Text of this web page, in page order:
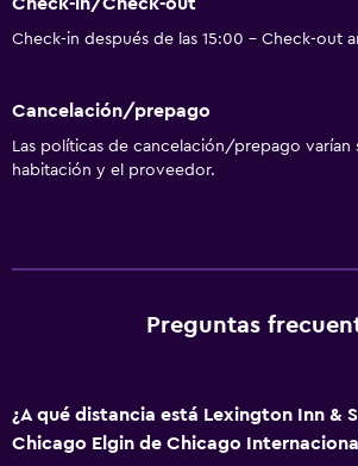
Check-in/Check-out
Check-in después de las 15:00 - Check-out
Cancelación/prepago
Las políticas de cancelación/prepago varían
habitación y el proveedor.
Preguntas
¿A qué distancia está Lexington Inn &
Chicago Elgin de Chicago